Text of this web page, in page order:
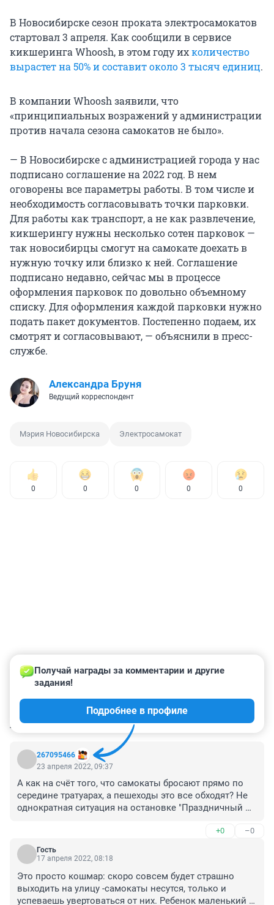
В Новосибирске сезон проката электросамокатов
стартовал 3 апреля. Как сообщили в сервисе
кикшеринга Whoosh, в этом году ихколичество
вырастет на 50% и составит около 3 тысяч единиц.
В компании Whoosh заявили, что
«принципиальных возражений у администрации
против начала сезона самокатов не было».
— В Новосибирске с администрацией города у нас
подписано соглашение на 2022 год. В нем
оговорены все параметры работы. В том числе и
необходимость согласовывать точки парковки.
Для работы как транспорт, а не как развлечение,
кикшерингу нужны несколько сотен парковок —
так новосибирцы смогут на самокате доехать в
нужную точку или близко к ней. Соглашение
подписано недавно, сейчас мы в процессе
оформления парковок по довольно объемному
списку. Для оформления каждой парковки нужно
подать пакет документов. Постепенно подаем, их
смотрят и согласовывают, — объяснили в пресс-
службе.
Александра Бруня
Ведущий корреспондент
Мэрия Новосибирска Электросамокат
0 0 0 0 0
КОММЕНТАРИИ 161
267095466
Получай награды за комментарии и другие
задания!
Подробнее в профиле
23 апреля 2022, 09:37
А как на счёт того, что самокаты бросают прямо по
середине тратуарах, а пешеходы это все обходят? Не
однократная ситуация на остановке "Праздничный
+0 –0
Гость
17 апреля 2022, 08:18
Это просто кошмар: скоро совсем будет страшно
выходить на улицу -самокаты несутся, только и
успеваешь увертоваться от них. Ребенок маленький